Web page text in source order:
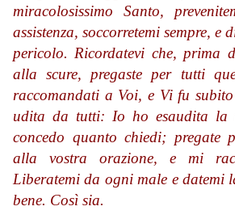
miracolosissimo Santo,
assistenza, soccorretemi sempre, e
pericolo. Ricordatevi che, prima
alla scure, pregaste per tutti
raccomandati a Voi, e Vi fu
udita da tutti: Io ho esaudita la
concedo quanto chiedi; pregate
alla vostra orazione, e mi
Liberatemi da ogni male e datemi
bene. Così sia.